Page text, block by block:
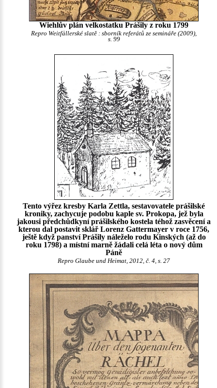
Wiehlův plán velkostatku Prášily z roku 1799
Repro Weitfällerské slatě : sborník referátů ze semináře (2009),
s. 99
Tento výřez kresby Karla Zettla, sestavovatele prášilské
kroniky, zachycuje podobu kaple sv. Prokopa, jež byla
jakousi předchůdkyní prášilského kostela téhož zasvěcení a
kterou dal postavit sklář Lorenz Gattermayer v roce 1756,
ještě když panství Prášily náleželo rodu Kinských (až do
roku 1798) a místní marně žádali celá léta o nový dům
Páně
Repro Glaube und Heimat, 2012, č. 4, s. 27